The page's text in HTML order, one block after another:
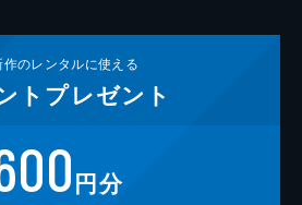
作のレンタルに使える
ト プレゼント
円分